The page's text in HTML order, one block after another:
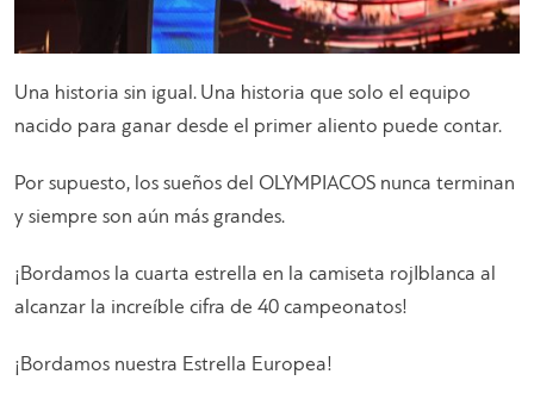
Una historia sin igual. Una historia que solo el equipo
nacido para ganar desde el primer aliento puede contar.
Por supuesto, los sueños del OLYMPIACOS nunca terminan
y siempre son aún más grandes.
¡Bordamos la cuarta estrella en la camiseta rojIblanca al
alcanzar la increíble cifra de 40 campeonatos!
¡Bordamos nuestra Estrella Europea!